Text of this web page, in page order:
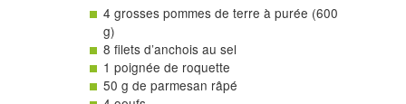
4 grosses pommes de terre à purée (600
g)
8 filets d’anchois au sel
1 poignée de roquette
50 g de parmesan râpé